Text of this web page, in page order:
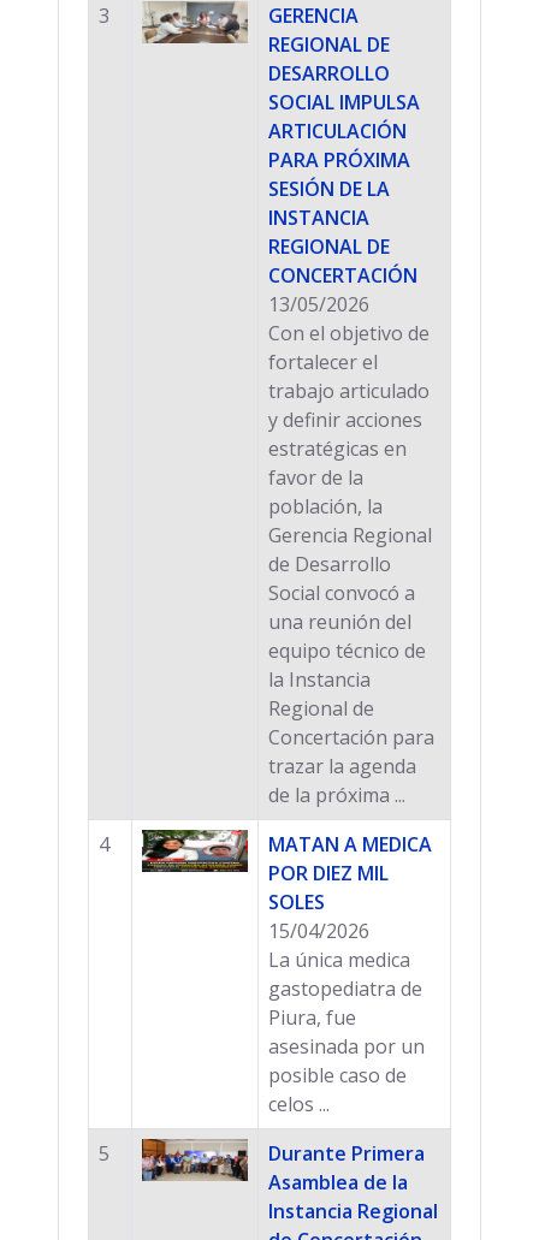
3
GERENCIA
REGIONAL DE
DESARROLLO
SOCIAL IMPULSA
ARTICULACIÓN
PARA PRÓXIMA
SESIÓN DE LA
INSTANCIA
REGIONAL DE
CONCERTACIÓN
13/05/2026
Con el objetivo de
fortalecer el
trabajo articulado
y definir acciones
estratégicas en
favor de la
población, la
Gerencia Regional
de Desarrollo
Social convocó a
una reunión del
equipo técnico de
la Instancia
Regional de
Concertación para
trazar la agenda
de la próxima ...
4
MATAN A MEDICA
POR DIEZ MIL
SOLES
15/04/2026
La única medica
gastopediatra de
Piura, fue
asesinada por un
posible caso de
celos ...
5
Durante Primera
Asamblea de la
Instancia Regional